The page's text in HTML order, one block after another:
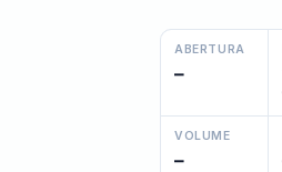
ABERTURA
—
VOLUME
—